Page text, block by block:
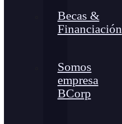
Becas &
Financiación
Somos
empresa
BCorp